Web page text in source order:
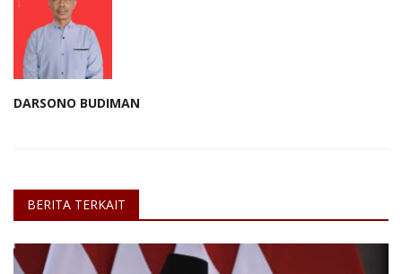
DARSONO BUDIMAN
BERITA TERKAIT